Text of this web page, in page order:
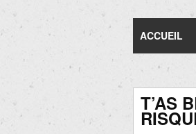
ACCUEIL
T’AS